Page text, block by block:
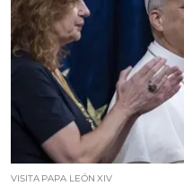
VISITA PAPA LEÓN XIV